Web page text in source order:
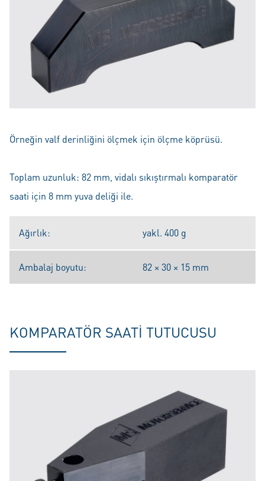
Örneğin valf derinliğini ölçmek için ölçme köprüsü.
Toplam uzunluk: 82 mm, vidalı sıkıştırmalı komparatör
saati için 8 mm yuva deliği ile.
Ağırlık: yakl. 400 g
Ambalaj boyutu: 82 × 30 × 15 mm
KOMPARATÖR SAATI TUTUCUSU